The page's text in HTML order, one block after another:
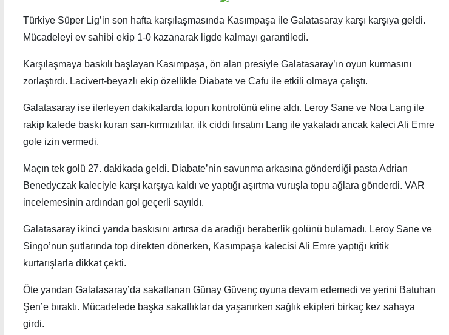
Türkiye Süper Lig’in son hafta karşılaşmasında Kasımpaşa ile Galatasaray karşı karşıya geldi.
Mücadeleyi ev sahibi ekip 1-0 kazanarak ligde kalmayı garantiledi.
Karşılaşmaya baskılı başlayan Kasımpaşa, ön alan presiyle Galatasaray’ın oyun kurmasını
zorlaştırdı. Lacivert-beyazlı ekip özellikle Diabate ve Cafu ile etkili olmaya çalıştı.
Galatasaray ise ilerleyen dakikalarda topun kontrolünü eline aldı. Leroy Sane ve Noa Lang ile
rakip kalede baskı kuran sarı-kırmızılılar, ilk ciddi fırsatını Lang ile yakaladı ancak kaleci Ali Emre
gole izin vermedi.
Maçın tek golü 27. dakikada geldi. Diabate’nin savunma arkasına gönderdiği pasta Adrian
Benedyczak kaleciyle karşı karşıya kaldı ve yaptığı aşırtma vuruşla topu ağlara gönderdi. VAR
incelemesinin ardından gol geçerli sayıldı.
Galatasaray ikinci yarıda baskısını artırsa da aradığı beraberlik golünü bulamadı. Leroy Sane ve
Singo’nun şutlarında top direkten dönerken, Kasımpaşa kalecisi Ali Emre yaptığı kritik
kurtarışlarla dikkat çekti.
Öte yandan Galatasaray’da sakatlanan Günay Güvenç oyuna devam edemedi ve yerini Batuhan
Şen’e bıraktı. Mücadelede başka sakatlıklar da yaşanırken sağlık ekipleri birkaç kez sahaya
girdi.
Drift Neu Racing Team Finlandiya'da Fenerbahçe, Şampiyonlar Ligi'nde turladı